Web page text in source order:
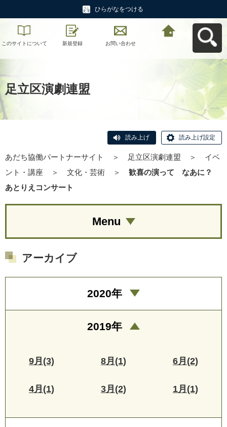
ひらがなをつける
このサイトについて 新規登録 お問い合わせ
足立区演劇連盟
読み上げ 読み上げ設定
あだち協働パートナーサイト ＞ 足立区演劇連盟 ＞
イベ
ント・講座
＞ 文化・芸術 ＞
歓喜の演って なあに？
あとりえコンサート
Menu
アーカイブ
2020年
2019年
9月(3) 8月(1) 6月(2)
4月(1) 3月(2) 1月(1)